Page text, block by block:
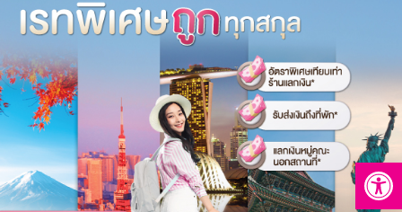
ออมเพื่อสุข
เกี่ยวกับธนาคาร
การพัฒนาที่ยั่งยืน
ข่าวสาร
บริการทางการเงิน
อื่นๆ
ติดต่อเรา